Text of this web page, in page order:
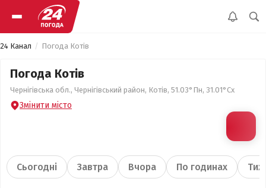
24 Канал Погода Котів
Погода Котів
Чернігівська обл., Чернігівський район, Котів, 51.03°Пн, 31.01°Сх
Змінити місто
Сьогодні Завтра Вчора По годинах